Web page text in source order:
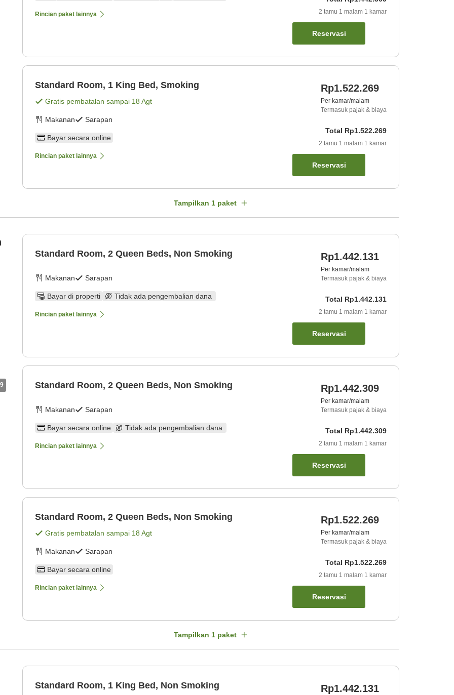
Rincian paket lainnya 2 tamu 1 malam 1 kamar
Reservasi
Standard Room, 1 King Bed, Smoking
Gratis pembatalan sampai 18 Agt
Makanan Sarapan
Bayar secara online
Rincian paket lainnya
Rp1.522.269
Per kamar/malam
Termasuk pajak & biaya
Total Rp1.522.269
2 tamu 1 malam 1 kamar
Reservasi
Tampilkan 1 paket
9
Standard Room, 2 Queen Beds, Non Smoking
Makanan Sarapan
Bayar di properti Tidak ada pengembalian dana
Rincian paket lainnya
Rp1.442.131
Per kamar/malam
Termasuk pajak & biaya
Total Rp1.442.131
2 tamu 1 malam 1 kamar
Reservasi
Standard Room, 2 Queen Beds, Non Smoking
Makanan Sarapan
Bayar secara online Tidak ada pengembalian dana
Rincian paket lainnya
Rp1.442.309
Per kamar/malam
Termasuk pajak & biaya
Total Rp1.442.309
2 tamu 1 malam 1 kamar
Reservasi
Standard Room, 2 Queen Beds, Non Smoking
Gratis pembatalan sampai 18 Agt
Makanan Sarapan
Bayar secara online
Rincian paket lainnya
Rp1.522.269
Per kamar/malam
Termasuk pajak & biaya
Total Rp1.522.269
2 tamu 1 malam 1 kamar
Reservasi
Tampilkan 1 paket
Standard Room, 1 King Bed, Non Smoking Rp1.442.131